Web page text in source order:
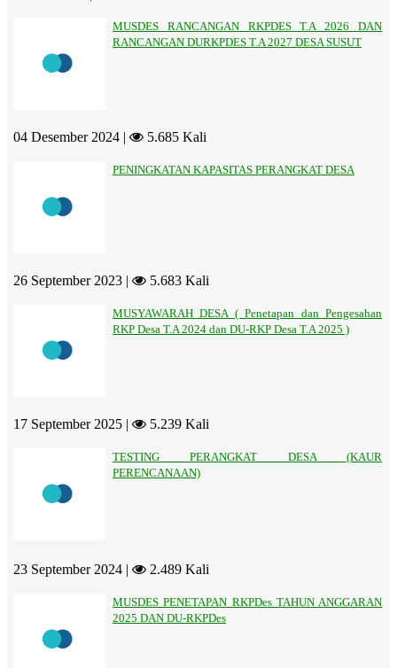
MUSDES RANCANGAN RKPDES T.A 2026 DAN
RANCANGAN DURKPDES T.A 2027 DESA SUSUT
04 Desember 2024 | 5.685 Kali
PENINGKATAN KAPASITAS PERANGKAT DESA
26 September 2023 | 5.683 Kali
MUSYAWARAH DESA ( Penetapan dan Pengesahan
RKP Desa T.A 2024 dan DU-RKP Desa T.A 2025 )
17 September 2025 | 5.239 Kali
TESTING PERANGKAT DESA (KAUR
PERENCANAAN)
23 September 2024 | 2.489 Kali
MUSDES PENETAPAN RKPDes TAHUN ANGGARAN
2025 DAN DU-RKPDes